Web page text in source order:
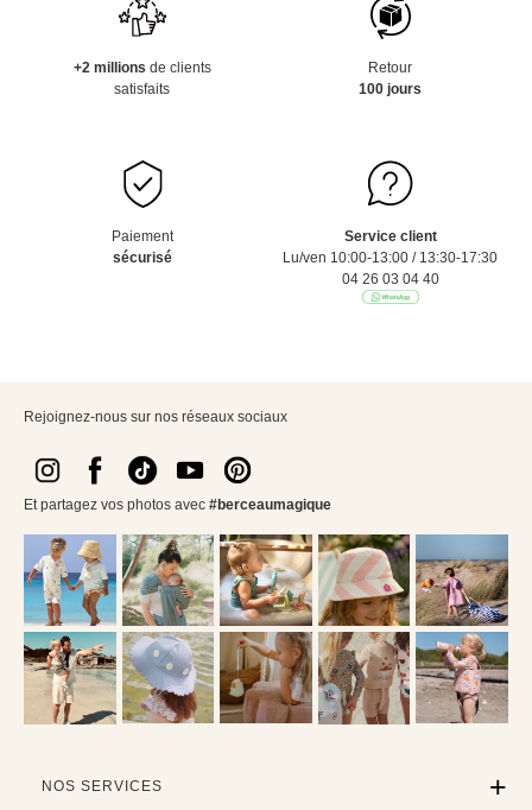
+2 millions de clients
satisfaits
Retour
100 jours
Paiement
sécurisé
Service client
Lu/ven 10:00-13:00 / 13:30-17:30
04 26 03 04 40
Rejoignez-nous sur nos réseaux sociaux
Et partagez vos photos avec #berceaumagique
NOS SERVICES